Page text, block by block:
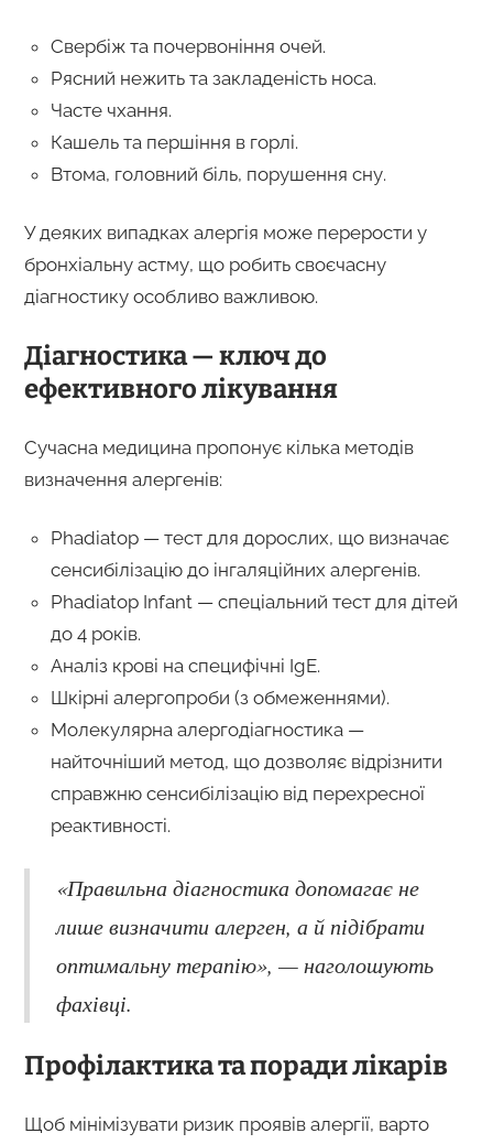
Свербіж та почервоніння очей.
Рясний нежить та закладеність носа.
Часте чхання.
Кашель та першіння в горлі.
Втома, головний біль, порушення сну.
У деяких випадках алергія може перерости у
бронхіальну астму, що робить своєчасну
діагностику особливо важливою.
Діагностика — ключ до
ефективного лікування
Сучасна медицина пропонує кілька методів
визначення алергенів:
Phadiatop — тест для дорослих, що визначає
сенсибілізацію до інгаляційних алергенів.
Phadiatop Infant — спеціальний тест для дітей
до 4 років.
Аналіз крові на специфічні IgE.
Шкірні алергопроби (з обмеженнями).
Молекулярна алергодіагностика —
найточніший метод, що дозволяє відрізнити
справжню сенсибілізацію від перехресної
реактивності.
«Правильна діагностика допомагає не
лише визначити алерген, а й підібрати
оптимальну терапію», — наголошують
фахівці.
Профілактика та поради лікарів
Щоб мінімізувати ризик проявів алергії, варто